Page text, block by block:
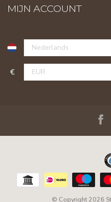
MIJN ACCOUNT
€
© Copyright 2026